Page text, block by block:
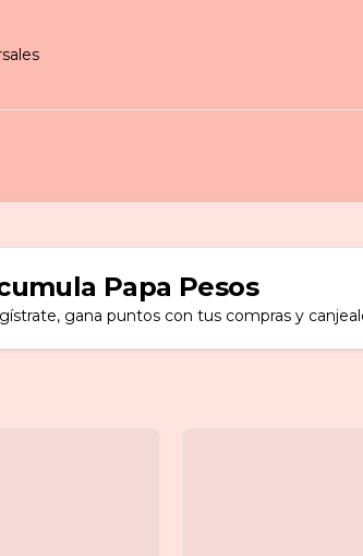
Papa Pesos
gana puntos con tus compras y